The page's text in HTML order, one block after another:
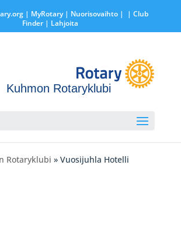
| MyRotary | Nuorisovaihto|
| Club
Finder| Lahjoita
Kuhmon Rotaryklubi
Rotaryklubi » Vuosijuhla Hotelli